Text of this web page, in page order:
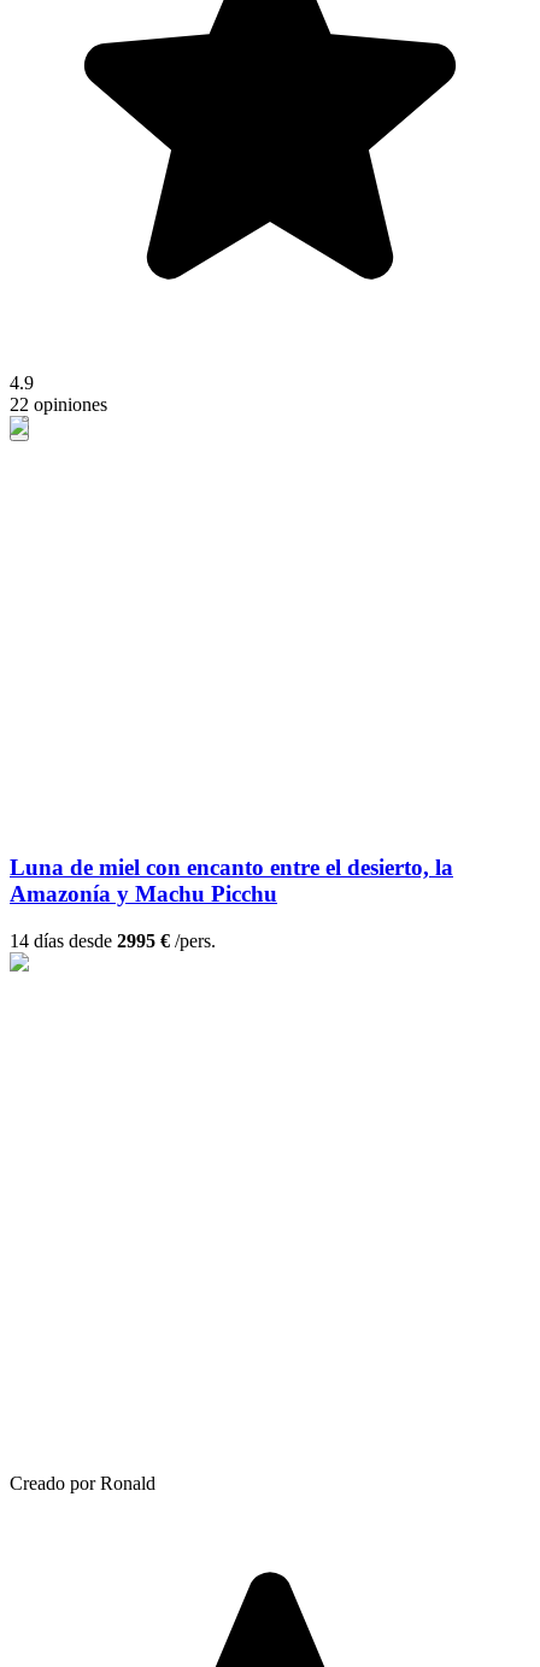
4.9
22 opiniones
Luna de miel con encanto entre el desierto, la
Amazonía y Machu Picchu
14 días desde 2995 € /pers.
Creado por Ronald